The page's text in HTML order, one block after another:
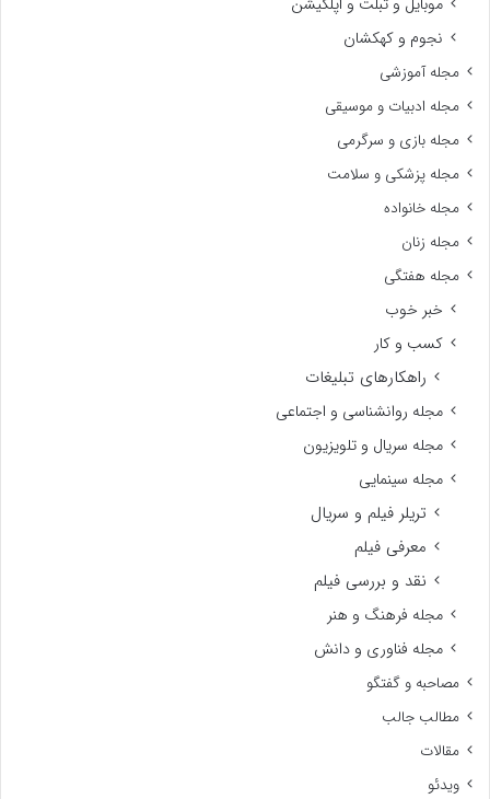
نجوم و کهکشان
مجله آموزشی
مجله ادبیات و موسیقی
مجله بازی و سرگرمی
مجله پزشکی و سلامت
مجله خانواده
مجله زنان
مجله هفتگی
خبر خوب
کسب و کار
راهکارهای تبلیغات
مجله روانشناسی و اجتماعی
مجله سریال و تلویزیون
مجله سینمایی
تریلر فیلم و سریال
معرفی فیلم
نقد و بررسی فیلم
مجله فرهنگ و هنر
مجله فناوری و دانش
مصاحبه و گفتگو
مطالب جالب
مقالات
ویدئو